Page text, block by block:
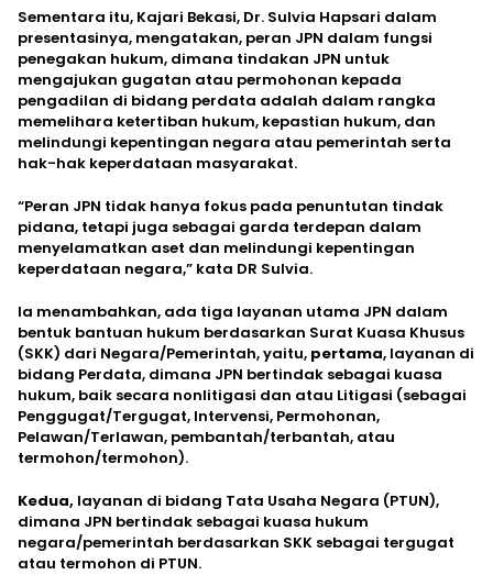
Sementara itu, Kajari Bekasi, Dr. Sulvia Hapsari dalam
presentasinya, mengatakan, peran JPN dalam fungsi
penegakan hukum, dimana tindakan JPN untuk
mengajukan gugatan atau permohonan kepada
pengadilan di bidang perdata adalah dalam rangka
memelihara ketertiban hukum, kepastian hukum, dan
melindungi kepentingan negara atau pemerintah serta
hak-hak keperdataan masyarakat.
“Peran JPN tidak hanya fokus pada penuntutan tindak
pidana, tetapi juga sebagai garda terdepan dalam
menyelamatkan aset dan melindungi kepentingan
keperdataan negara,” kata DR Sulvia.
Ia menambahkan, ada tiga layanan utama JPN dalam
bentuk bantuan hukum berdasarkan Surat Kuasa Khusus
(SKK) dari Negara/Pemerintah, yaitu, pertama, layanan di
bidang Perdata, dimana JPN bertindak sebagai kuasa
hukum, baik secara nonlitigasi dan atau Litigasi (sebagai
Penggugat/Tergugat, Intervensi, Permohonan,
Pelawan/Terlawan, pembantah/terbantah, atau
termohon/termohon).
Kedua, layanan di bidang Tata Usaha Negara (PTUN),
dimana JPN bertindak sebagai kuasa hukum
negara/pemerintah berdasarkan SKK sebagai tergugat
atau termohon di PTUN.